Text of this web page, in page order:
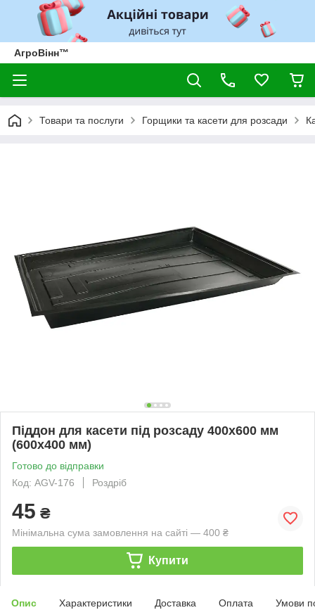
АгроВінн™
Товари та послуги Горщики та касети для розсади
Піддон для касети під розсаду 400х600 мм
(600х400 мм)
Готово до відправки
Код: AGV-176
Роздріб
45 ₴
Мінімальна сума замовлення на сайті — 400 ₴
Купити
Опис Характеристики Доставка Оплата Умови